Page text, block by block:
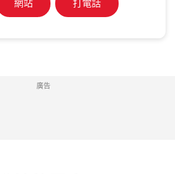
網站 打電話
廣告